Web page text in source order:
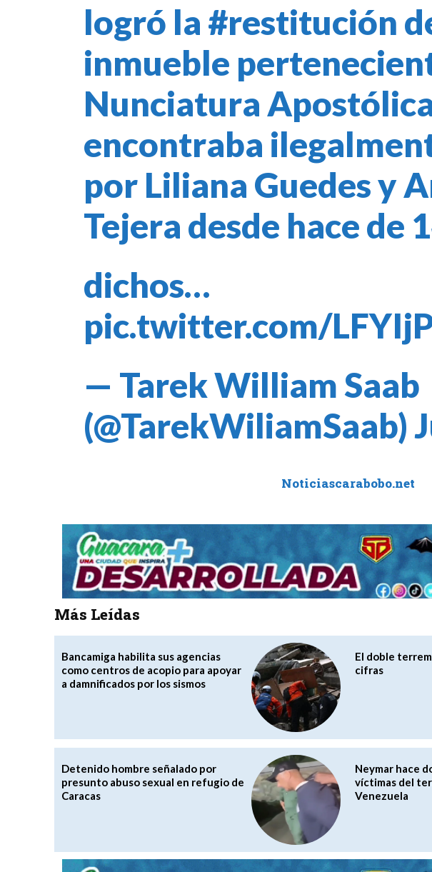
logró la #restitución
inmueble
Nunciatura
encontraba
por Liliana Guedes y
Tejera desde hace de
dichos…
pic.twitter.com/
— Tarek William Saab
(@TarekWiliamSaab)
Noticiascarabobo.net
Más Leídas
Bancamiga habilita sus agencias
como centros de acopio para apoyar
a damnificados por los sismos
El doble
cifras
Detenido hombre señalado por
presunto abuso sexual en refugio de
Caracas
Neymar hace
víctimas del
Venezuela